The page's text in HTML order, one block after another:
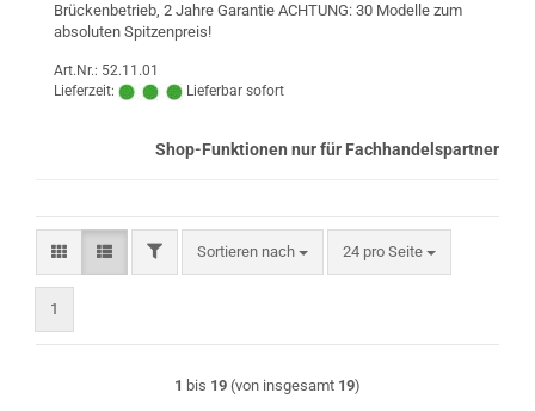
Brückenbetrieb, 2 Jahre Garantie ACHTUNG: 30 Modelle zum
absoluten Spitzenpreis!
Art.Nr.: 52.11.01
Lieferzeit:
Lieferbar sofort
Shop-Funktionen nur für Fachhandelspartner
FILTERSortieren nach
Sortieren nach 24 pro Seite
pro Seite
1
1 bis 19 (von insgesamt 19)